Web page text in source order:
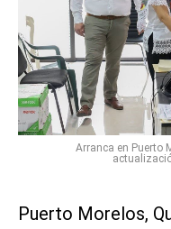
Arranca en Puerto
Puerto Morelos,